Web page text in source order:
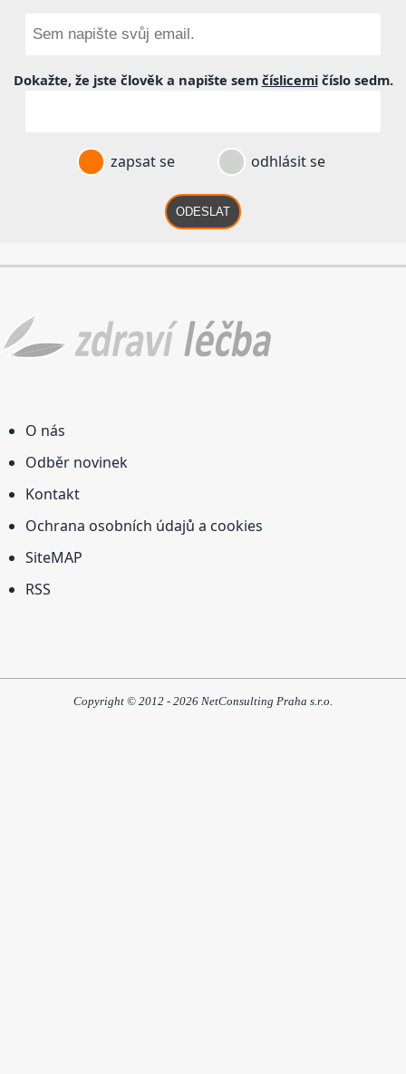
Dokažte, že jste člověk a napište sem číslicemičíslo sedm.
zapsat se odhlásit se
ODESLAT
O nás
Odběr novinek
Kontakt
Ochrana osobních údajů a cookies
SiteMAP
RSS
Copyright © 2012 - 2026 NetConsulting Praha s.r.o.